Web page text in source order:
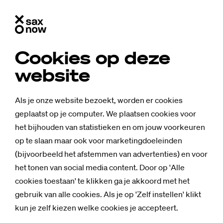
Cookies op deze
website
Als je onze website bezoekt, worden er cookies
geplaatst op je computer. We plaatsen cookies voor
het bijhouden van statistieken en om jouw voorkeuren
op te slaan maar ook voor marketingdoeleinden
(bijvoorbeeld het afstemmen van advertenties) en voor
het tonen van social media content. Door op 'Alle
cookies toestaan' te klikken ga je akkoord met het
gebruik van alle cookies. Als je op 'Zelf instellen' klikt
kun je zelf kiezen welke cookies je accepteert.